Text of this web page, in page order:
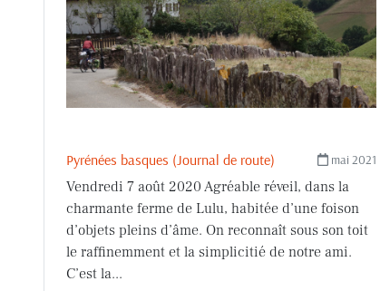
mai 2021
Pyrénées basques (Journal de route)
Vendredi 7 août 2020 Agréable réveil, dans la
charmante ferme de Lulu, habitée d’une foison
d’objets pleins d’âme. On reconnaît sous son toit
le raffinemment et la simplicitié de notre ami.
C’est la...